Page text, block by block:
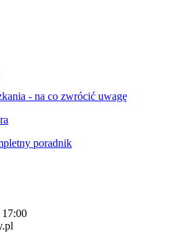
- na co zwrócić uwagę
poradnik